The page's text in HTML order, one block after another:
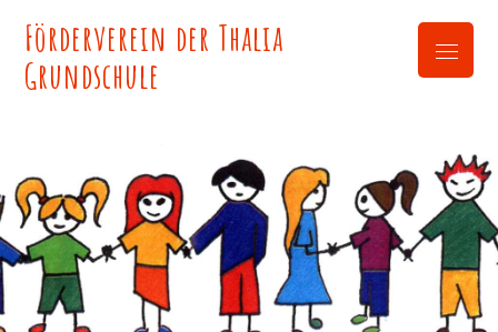
content
Förderverein der Thalia
Grundschule
Menu